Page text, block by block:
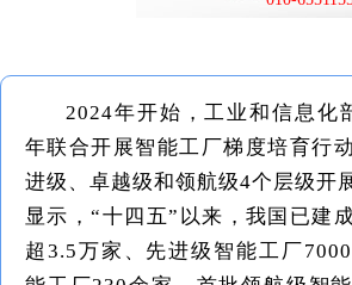
2024年开始，工业和信息化
年联合开展智能工厂梯度培育行
进级、卓越级和领航级4个层级开
显示，“十四五”以来，我国已建
超3.5万家、先进级智能工厂